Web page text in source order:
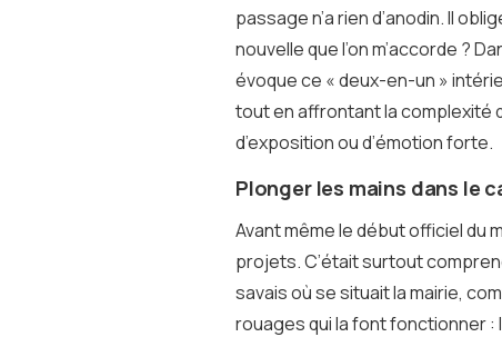
passage n’a rien d’anodin. Il
nouvelle que l’on m’accorde ?
évoque ce « deux-en-un »
tout en affrontant la complexité
d’exposition ou d’émotion forte.
Plonger les mains dans le
Avant même le début officiel du
projets. C’était surtout
savais où se situait la mairie,
rouages qui la font fonctionner :